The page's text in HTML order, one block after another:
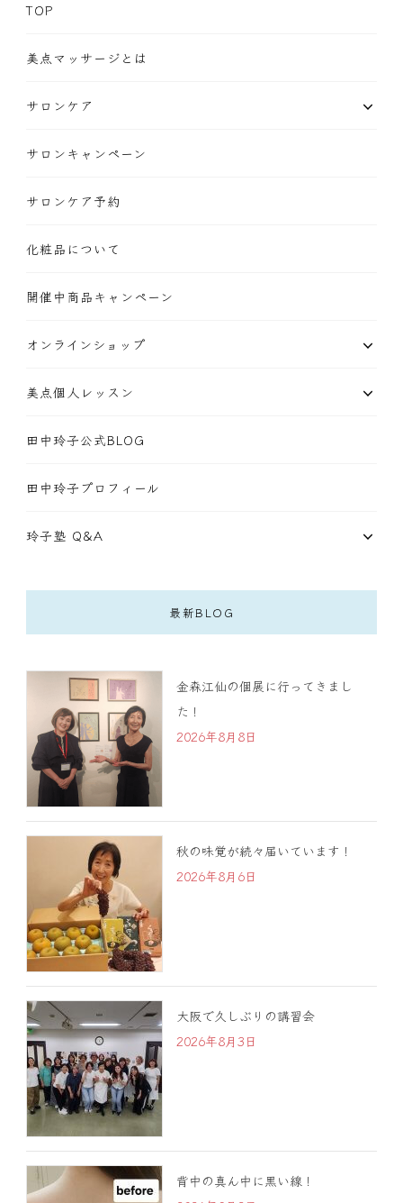
TOP
美点マッサージとは
サロンケア
サロンキャンペーン
サロンケア予約
化粧品について
開催中商品キャンペーン
オンラインショップ
美点個人レッスン
田中玲子公式BLOG
田中玲子プロフィール
玲子塾 Q&A
最新BLOG
金森江仙の個展に行ってきまし
た！
2026年8月8日
秋の味覚が続々届いています！
2026年8月6日
大阪で久しぶりの講習会
2026年8月3日
背中の真ん中に黒い線！